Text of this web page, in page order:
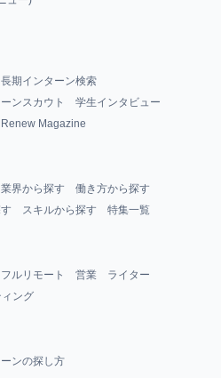
長期インターン検索
ンスカウト
学生インタビュー
Renew Magazine
業界から探す
働き方から探す
スキルから探す 特集一覧
フルリモート 営業
ライター
ング
ンの探し方